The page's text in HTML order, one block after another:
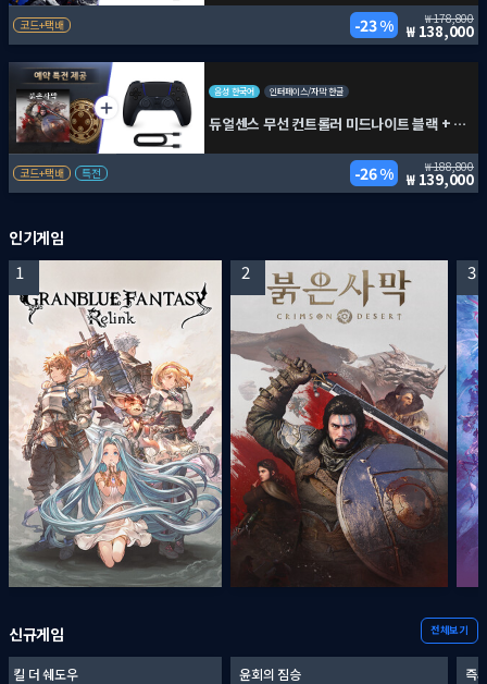
코드+택배 23 % 178,800
138,000
음성 한국어 인터페이스/자막 한글
듀얼센스 무선 컨트롤러 미드나이트 블랙 + PC용 USB 케이블 + 붉은사막
코드+택배 특전 26 % 188,800
139,000
인기게임
1 2 3
신규게임 전체보기
킬 더 쉐도우 윤회의 짐승 즉